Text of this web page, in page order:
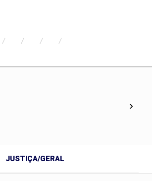
›
JUSTIÇA/GERAL